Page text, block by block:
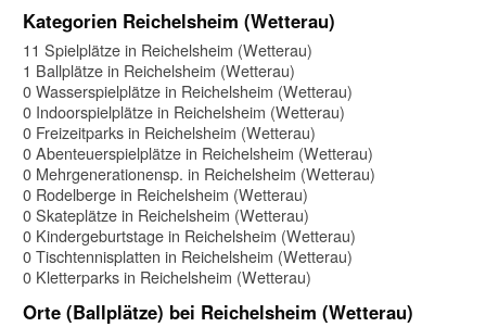
Kategorien Reichelsheim (Wetterau)
11 Spielplätze in Reichelsheim (Wetterau)
1 Ballplätze in Reichelsheim (Wetterau)
0 Wasserspielplätze in Reichelsheim (Wetterau)
0 Indoorspielplätze in Reichelsheim (Wetterau)
0 Freizeitparks in Reichelsheim (Wetterau)
0 Abenteuerspielplätze in Reichelsheim (Wetterau)
0 Mehrgenerationensp. in Reichelsheim (Wetterau)
0 Rodelberge in Reichelsheim (Wetterau)
0 Skateplätze in Reichelsheim (Wetterau)
0 Kindergeburtstage in Reichelsheim (Wetterau)
0 Tischtennisplatten in Reichelsheim (Wetterau)
0 Kletterparks in Reichelsheim (Wetterau)
Orte (Ballplätze) bei Reichelsheim (Wetterau)